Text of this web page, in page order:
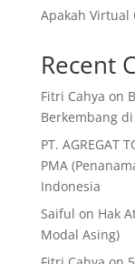
Apakah Virtual
Recent
Fitri Cahya on
Berkembang
PT. AGREGAT
PMA
Indonesia
Saiful on Hak
Modal Asing)